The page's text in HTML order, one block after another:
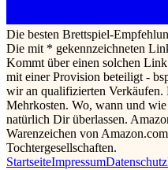
Die besten Brettspiel-
Die mit * gekennzeichneten
Kommt über einen solchen
mit einer Provision beteiligt -
wir an qualifizierten Verkäufen.
Mehrkosten. Wo, wann und
natürlich Dir überlassen.
Warenzeichen von
Tochtergesellschaften.
StartseiteImpressumDatenschutz